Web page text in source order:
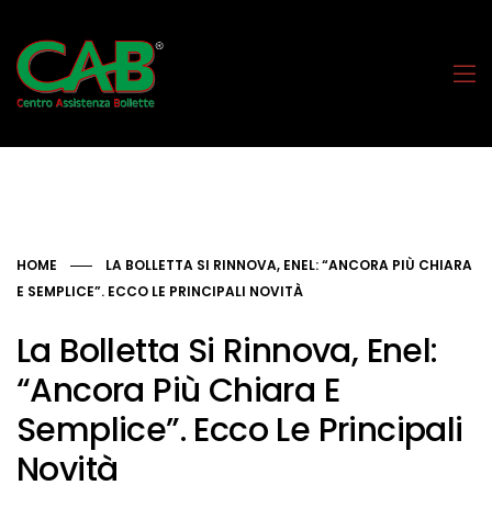
HOME
LA BOLLETTA SI RINNOVA, ENEL: “ANCORA PIÙ CHIARA
E SEMPLICE”. ECCO LE PRINCIPALI NOVITÀ
La Bolletta Si Rinnova, Enel:
“Ancora Più Chiara E
Semplice”. Ecco Le Principali
Novità